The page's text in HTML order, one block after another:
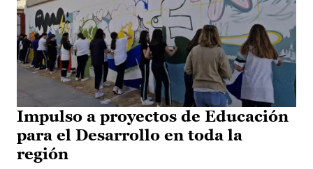
Impulso a proyectos de Educación
para el Desarrollo en toda la
región